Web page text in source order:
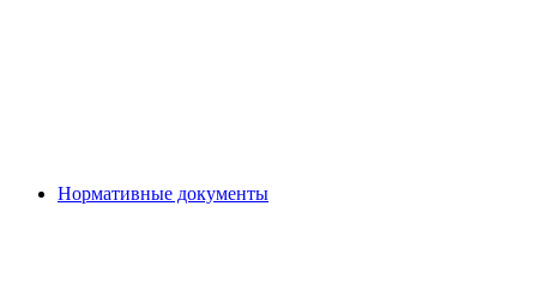
Нормативные документы